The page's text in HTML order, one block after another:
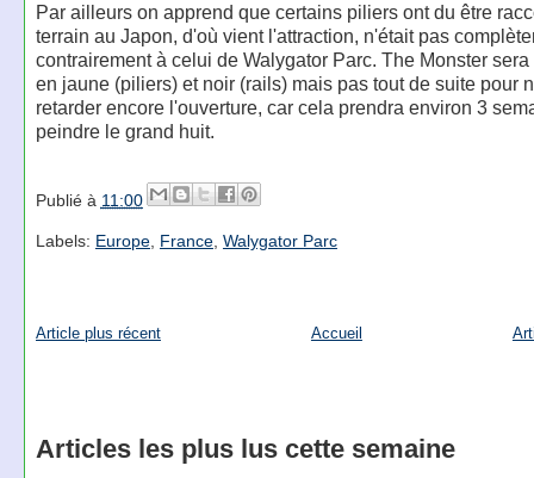
Par ailleurs on apprend que certains piliers ont du être
terrain au Japon, d'où vient l'attraction, n'était pas
contrairement à celui de Walygator Parc. The Monster
en jaune (piliers) et noir (rails) mais pas tout de suite pour
retarder encore l'ouverture, car cela prendra environ 3
peindre le grand huit.
Publié à 11:00
Labels: Europe, France, Walygator Parc
Article plus récent Accueil
Articles les plus lus cette semaine